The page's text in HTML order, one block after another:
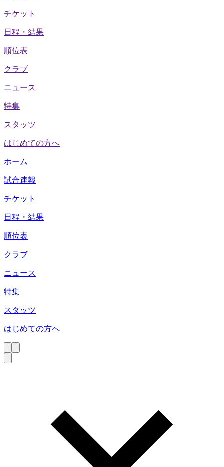
チケット
日程・結果
順位表
クラブ
ニュース
特集
スタッツ
はじめての方へ
ホーム
試合速報
チケット
日程・結果
順位表
クラブ
ニュース
特集
スタッツ
はじめての方へ